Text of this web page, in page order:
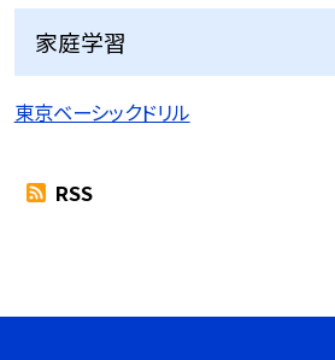
家庭学習
東京ベーシックドリル
RSS